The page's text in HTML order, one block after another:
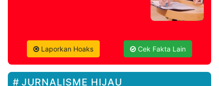
Laporkan Hoaks Cek Fakta Lain
JURNALISME HIJAU